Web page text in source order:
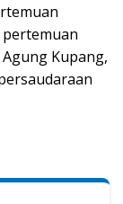
Kupang,